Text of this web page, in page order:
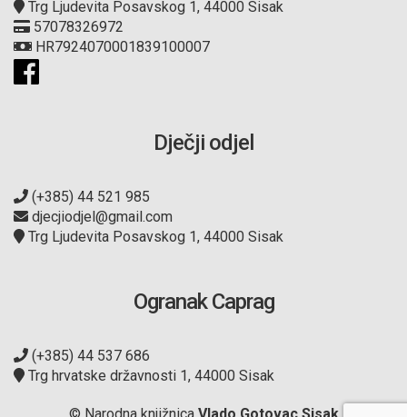
Trg Ljudevita Posavskog 1, 44000 Sisak
57078326972
HR7924070001839100007
Dječji odjel
(+385) 44 521 985
djecjiodjel@gmail.com
Trg Ljudevita Posavskog 1, 44000 Sisak
Ogranak Caprag
(+385) 44 537 686
Trg hrvatske državnosti 1, 44000 Sisak